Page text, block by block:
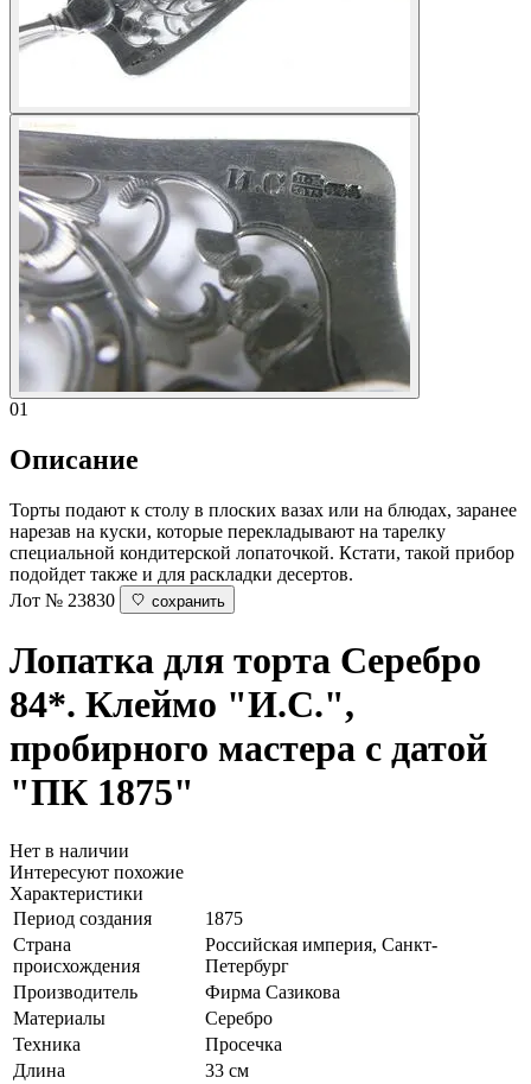
01
Описание
Торты подают к столу в плоских вазах или на блюдах, заранее
нарезав на куски, которые перекладывают на тарелку
специальной кондитерской лопаточкой. Кстати, такой прибор
подойдет также и для раскладки десертов.
Лот № 23830
сохранить
Лопатка для торта Серебро
84*. Клеймо "И.С.",
пробирного мастера с датой
"ПК 1875"
Нет в наличии
Интересуют похожие
Характеристики
Период создания
1875
Страна
происхождения
Российская империя, Санкт-
Петербург
Производитель
Фирма Сазикова
Материалы
Серебро
Техника
Просечка
Длина
33 см